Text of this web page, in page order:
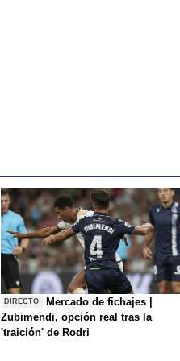
DIRECTO
Mercado de fichajes |
Zubimendi, opción real tras la
'traición' de Rodri